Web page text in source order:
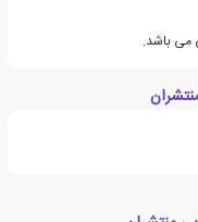
می باشد.